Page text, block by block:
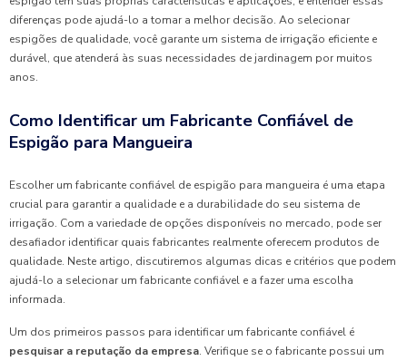
diferenças pode ajudá-lo a tomar a melhor decisão. Ao selecionar
espigões de qualidade, você garante um sistema de irrigação eficiente e
durável, que atenderá às suas necessidades de jardinagem por muitos
anos.
Como Identificar um Fabricante Confiável de
Espigão para Mangueira
Escolher um fabricante confiável de espigão para mangueira é uma etapa
crucial para garantir a qualidade e a durabilidade do seu sistema de
irrigação. Com a variedade de opções disponíveis no mercado, pode ser
desafiador identificar quais fabricantes realmente oferecem produtos de
qualidade. Neste artigo, discutiremos algumas dicas e critérios que podem
ajudá-lo a selecionar um fabricante confiável e a fazer uma escolha
informada.
Um dos primeiros passos para identificar um fabricante confiável é
pesquisar a reputação da empresa. Verifique se o fabricante possui um